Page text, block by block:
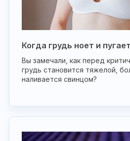
Когда грудь ноет и пугает
Вы замечали, как перед
грудь становится тяжелой,
наливается свинцом?